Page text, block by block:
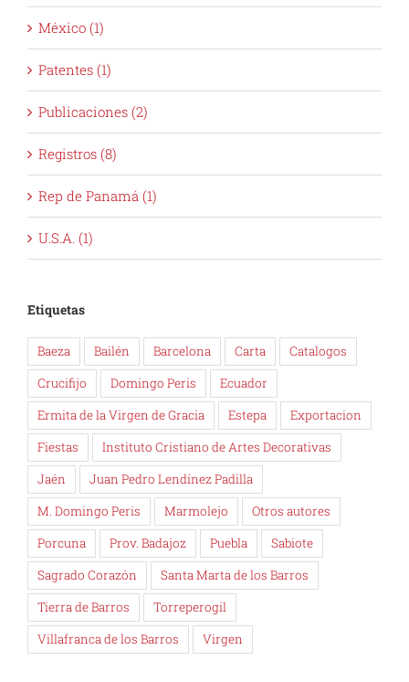
México (1)
Patentes (1)
Publicaciones (2)
Registros (8)
Rep de Panamá (1)
U.S.A. (1)
Etiquetas
Baeza Bailén Barcelona Carta
Catalogos
Crucifijo
Domingo Peris
Ecuador
Ermita de la Virgen de Gracia
Estepa
Exportacion
Fiestas
Instituto Cristiano de Artes Decorativas
Jaén
Juan Pedro Lendínez Padilla
M. Domingo Peris
Marmolejo
Otros autores
Porcuna
Prov. Badajoz Puebla
Sabiote
Sagrado Corazón
Santa Marta de los Barros
Tierra de Barros
Torreperogil
Villafranca de los Barros
Virgen